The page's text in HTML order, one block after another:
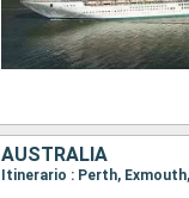
AUSTRALIA
Itinerario : Perth,